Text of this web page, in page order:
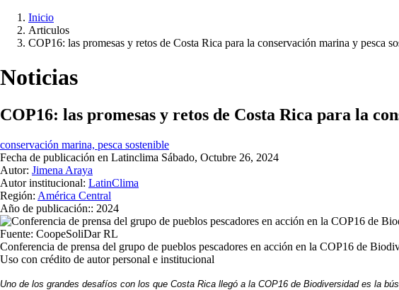
Ruta
navegación
Inicio
Articulos
COP16: las promesas y retos de Costa Rica para la conservación marina y pesca
Noticias
COP16: las promesas y retos de Costa Rica para la
conservación marina, pesca sostenible
Fecha de publicación en Latinclima Sábado, Octubre 26, 2024
Autor: Jimena Araya
Autor institucional: LatinClima
Región: América Central
Año de publicación:: 2024
Fuente: CoopeSoliDar RL
Conferencia de prensa del grupo de pueblos pescadores en acción en la COP16 de
Uso con crédito de autor personal e institucional
Uno de los grandes desafíos con los que Costa Rica llegó a la COP16 de Biodiversidad es la